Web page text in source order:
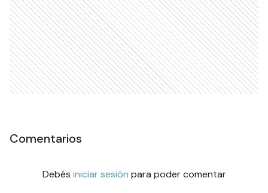
Comentarios
Debés iniciar sesión para poder comentar